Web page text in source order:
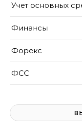
Учет основных
Финансы
Форекс
ФСС